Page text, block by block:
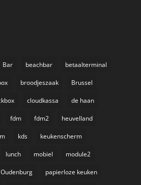
Bar beachbar betaalterminal
broodjeszaak Brussel
cloudkassa de haan
fdm fdm2 heuvelland
kds keukenscherm
lunch mobiel module2
Oudenburg papierloze keuken